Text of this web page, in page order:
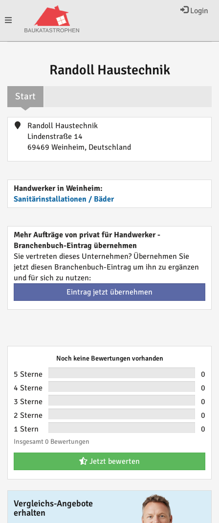
Login
Toggle
Randoll Haustechnik
Start
Randoll Haustechnik
Lindenstraße 14
69469 Weinheim, Deutschland
Handwerker in Weinheim:
Sanitärinstallationen / Bäder
Mehr Aufträge von privat für Handwerker -
Branchenbuch-Eintrag übernehmen
Sie vertreten dieses Unternehmen? Übernehmen Sie
jetzt diesen Branchenbuch-Eintrag um ihn zu ergänzen
und für sich zu nutzen:
Eintrag jetzt übernehmen
Noch keine Bewertungen vorhanden
5 Sterne
0
4 Sterne
0
3 Sterne
0
2 Sterne
0
1 Stern
0
Insgesamt 0 Bewertungen
Jetzt bewerten
Vergleichs-Angebote
erhalten